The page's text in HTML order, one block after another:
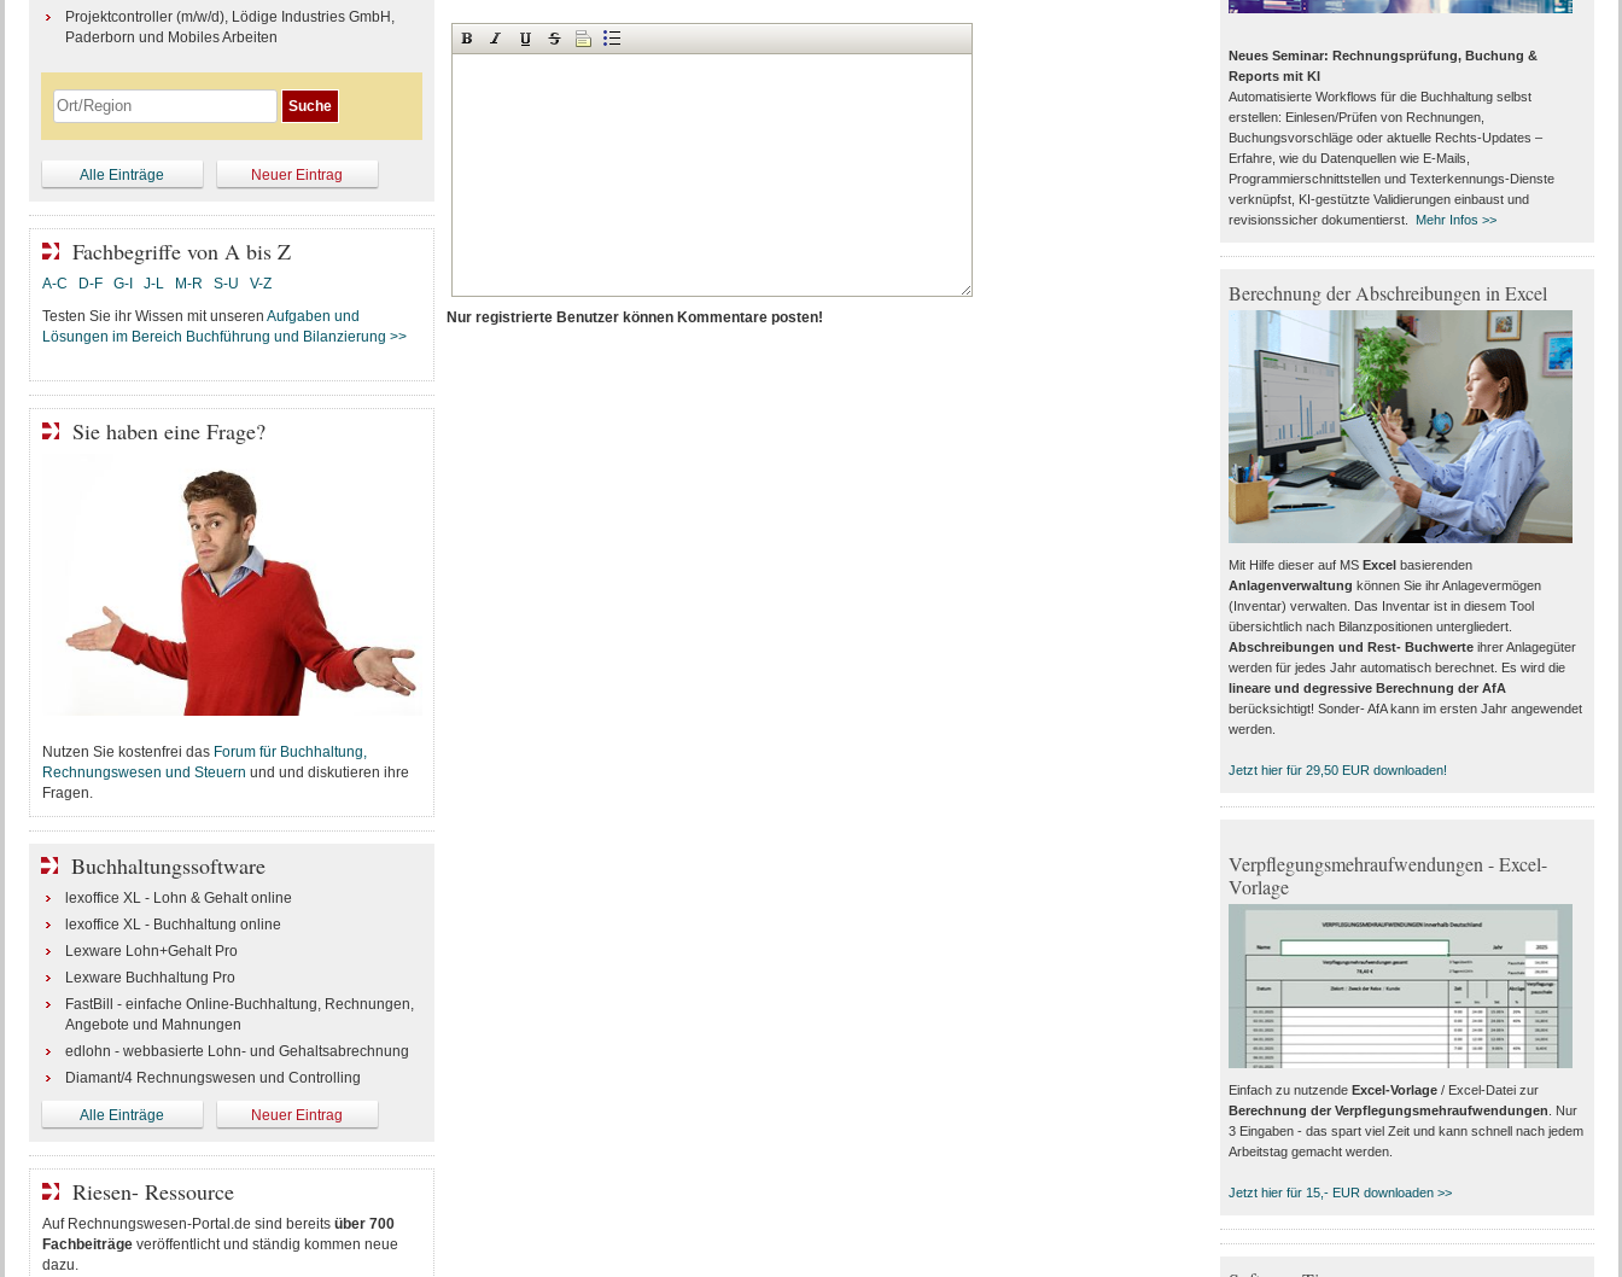
Nur registrierte Benutzer können Kommentare posten!
Projektcontroller (m/w/d), Lödige Industries GmbH,
Paderborn und Mobiles Arbeiten
Alle Einträge Neuer Eintrag
Fachbegriffe von A bis Z
A-C D-F G-I J-L M-R S-U
V-Z
Testen Sie ihr Wissen mit unseren Aufgaben und
Lösungen im Bereich Buchführung und Bilanzierung >>
Sie haben eine Frage?
Nutzen Sie kostenfrei das Forum für Buchhaltung,
Rechnungswesen und Steuern und und diskutieren ihre
Fragen.
Buchhaltungssoftware
lexoffice XL - Lohn & Gehalt online
lexoffice XL - Buchhaltung online
Lexware Lohn+Gehalt Pro
Lexware Buchhaltung Pro
FastBill - einfache Online-Buchhaltung, Rechnungen,
Angebote und Mahnungen
edlohn - webbasierte Lohn- und Gehaltsabrechnung
Diamant/4 Rechnungswesen und Controlling
Alle Einträge Neuer Eintrag
Riesen- Ressource
Auf Rechnungswesen-Portal.de sind bereits über 700
Fachbeiträgeveröffentlicht und ständig kommen neue
dazu.
Neues Seminar: Rechnungsprüfung, Buchung &
Reports mit KI
Automatisierte Workflows für die Buchhaltung selbst
erstellen: Einlesen/Prüfen von Rechnungen,
Buchungsvorschläge oder aktuelle Rechts-Updates –
Erfahre, wie du Datenquellen wie E-Mails,
Programmierschnittstellen und Texterkennungs-Dienste
verknüpfst, KI-gestützte Validierungen einbaust und
revisionssicher dokumentierst.
Mehr Infos >>
Berechnung der Abschreibungen in Excel
Mit Hilfe dieser auf MS Excelbasierenden
Anlagenverwaltung können Sie ihr Anlagevermögen
(Inventar) verwalten. Das Inventar ist in diesem Tool
übersichtlich nach Bilanzpositionen untergliedert.
Abschreibungen und Rest- Buchwerteihrer Anlagegüter
werden für jedes Jahr automatisch berechnet. Es wird die
lineare und degressive Berechnung der AfA
berücksichtigt! Sonder- AfA kann im ersten Jahr angewendet
werden.
Jetzt hier für 29,50 EUR downloaden!
Verpflegungsmehraufwendungen - Excel-
Vorlage
Einfach zu nutzende Excel-Vorlage/ Excel-Datei zur
Berechnung der Verpflegungsmehraufwendungen . Nur
3 Eingaben - das spart viel Zeit und kann schnell nach jedem
Arbeitstag gemacht werden.
Jetzt hier für 15,- EUR downloaden >>